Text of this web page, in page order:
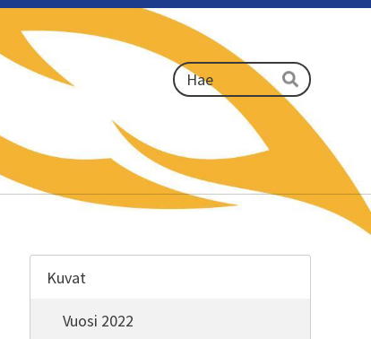
Haku
Hae
Kuvat
Vuosi 2022